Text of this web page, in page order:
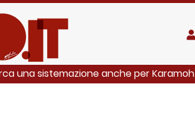
una sistemazione anche per Karamoh